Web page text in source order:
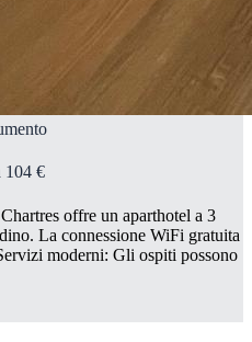
104 €
offre un aparthotel a 3
La connessione WiFi gratuita
moderni: Gli ospiti possono